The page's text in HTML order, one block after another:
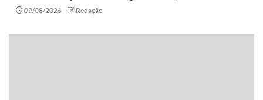
09/08/2026 Redação